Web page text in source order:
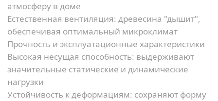
атмосферу в доме
Естественная вентиляция: древесина "дышит",
обеспечивая оптимальный микроклимат
Прочность и эксплуатационные характеристики
Высокая несущая способность: выдерживают
значительные статические и динамические
нагрузки
Устойчивость к деформациям: сохраняют форму